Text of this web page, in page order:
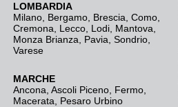
LOMBARDIA
Milano Bergamo Brescia, Como
Cremona
Lecco Lodi Mantova
Monza Brianza
Pavia Sondrio
Varese
MARCHE
Ancona Ascoli Piceno Fermo
Macerata
Pesaro Urbino